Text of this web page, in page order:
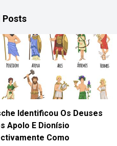
Posts
Identificou Os Deuses
Apolo E Dionísio
Como